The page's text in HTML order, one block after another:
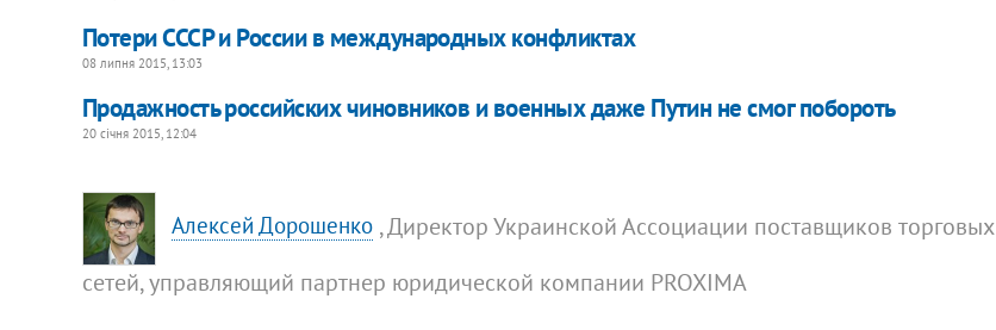
Потери СССР и России в международных конфликтах
08 липня 2015, 13:03
Продажность российских чиновников и военных даже Путин не смог побороть
20 січня 2015, 12:04
Алексей Дорошенко , Директор Украинской Ассоциации поставщиков торговых
сетей, управляющий партнер юридической компании PROXIMA